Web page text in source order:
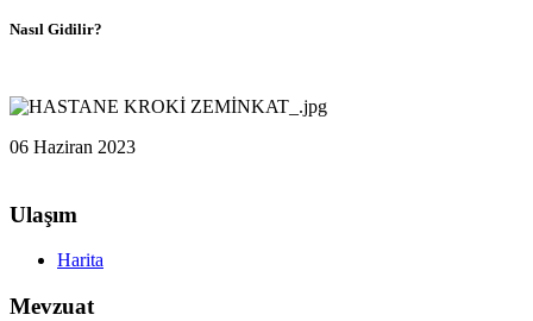
Nasıl Gidilir?
06 Haziran 2023
Ulaşım
Harita
Mevzuat